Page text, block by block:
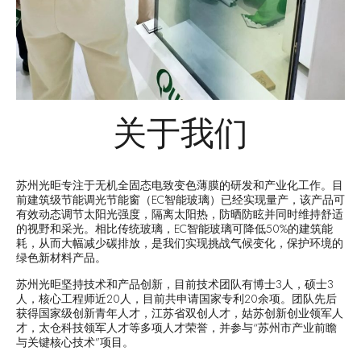
关于我们
苏州光昛专注于无机全固态电致变色薄膜的研发和产业化工作。目
前建筑级节能调光节能窗（EC智能玻璃）已经实现量产，该产品可
有效动态调节太阳光强度，隔离太阳热，防晒防眩并同时维持舒适
的视野和采光。相比传统玻璃，EC智能玻璃可降低50%的建筑能
耗，从而大幅减少碳排放，是我们实现挑战气候变化，保护环境的
绿色新材料产品。
苏州光昛坚持技术和产品创新，目前技术团队有博士3人，硕士3
人，核心工程师近20人，目前共申请国家专利20余项。团队先后
获得国家级创新青年人才，江苏省双创人才，姑苏创新创业领军人
才，太仓科技领军人才等多项人才荣誉，并参与“苏州市产业前瞻
与关键核心技术”项目。